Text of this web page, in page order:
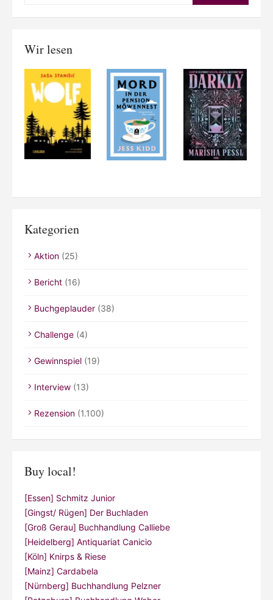
Wir lesen
Kategorien
Aktion (25)
Bericht (16)
Buchgeplauder (38)
Challenge (4)
Gewinnspiel (19)
Interview (13)
Rezension (1.100)
Buy local!
[Essen] Schmitz Junior
[Gingst/ Rügen] Der Buchladen
[Groß Gerau] Buchhandlung Calliebe
[Heidelberg] Antiquariat Canicio
[Köln] Knirps & Riese
[Mainz] Cardabela
[Nürnberg] Buchhandlung Pelzner